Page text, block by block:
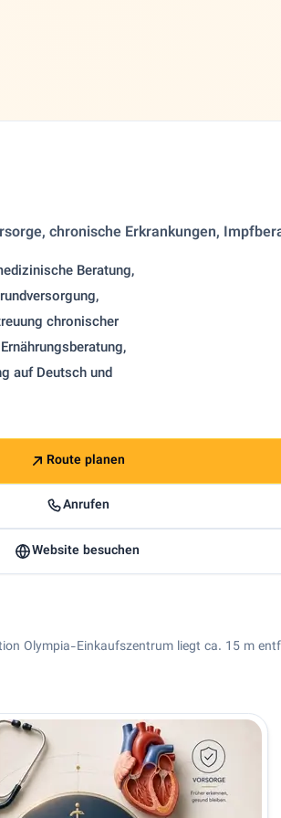
chronische Erkrankungen,
Beratung,
chronischer
auf Deutsch und
Route planen
Anrufen
Website besuchen
Olympia-Einkaufszentrum liegt ca. 15 m
München | Dr. med. Farzaneh